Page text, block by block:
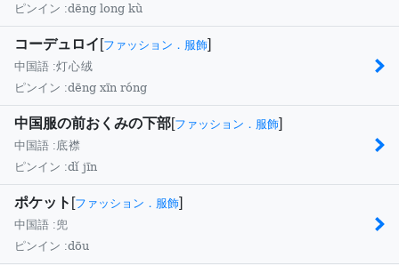
ピンイン :dēng long kù
コーデュロイ [ファッション．服飾]
中国語 :灯心绒
ピンイン :dēng xīn róng
中国服の前おくみの下部[ファッション．服飾]
中国語 :底襟
ピンイン :dǐ jīn
ポケット [ファッション．服飾]
中国語 :兜
ピンイン :dōu